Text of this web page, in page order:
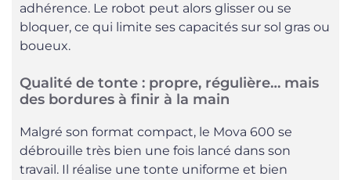
adhérence. Le robot peut alors glisser ou se
bloquer, ce qui limite ses capacités sur sol gras ou
boueux.
Qualité de tonte : propre, régulière… mais
des bordures à finir à la main
Malgré son format compact, le Mova 600 se
débrouille très bien une fois lancé dans son
travail. Il réalise une tonte uniforme et bien